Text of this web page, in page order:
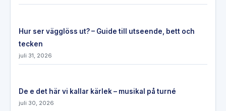
Hur ser vägglöss ut? – Guide till utseende, bett och
tecken
juli 31, 2026
De e det här vi kallar kärlek – musikal på turné
juli 30, 2026